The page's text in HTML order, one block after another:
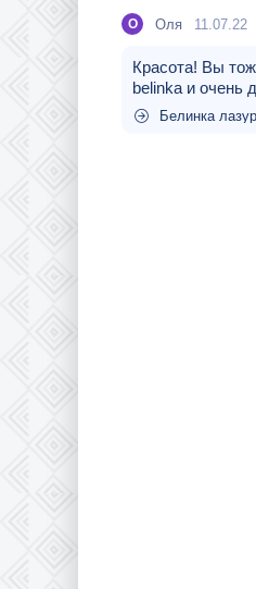
О Оля 11.07.22
Красота! Вы
belinka и очень
Белинка лазурь